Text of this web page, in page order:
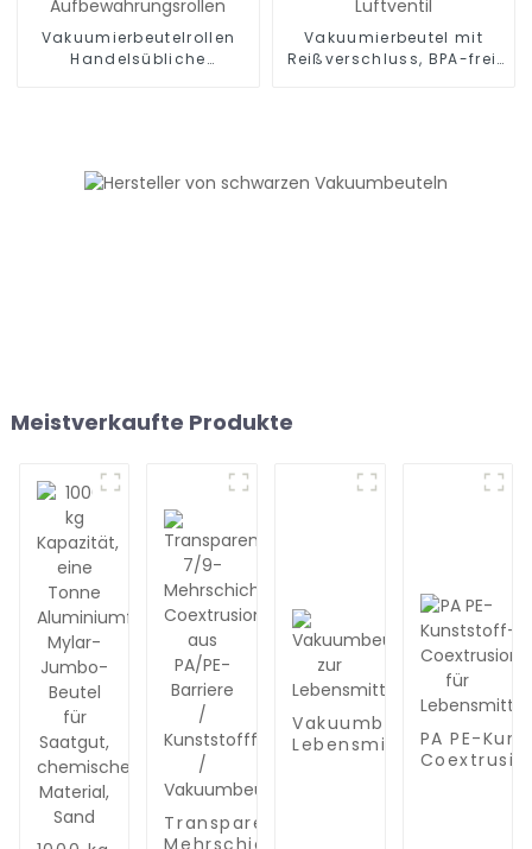
Vakuumierbeutelrollen
Handelsübliche
Vakuumierbeutel mit
Reißverschluss, BPA-frei,
Meistverkaufte Produkte
Transparente 7/9-
Mehrschicht-
Vakuumbeutel zur
PA PE-